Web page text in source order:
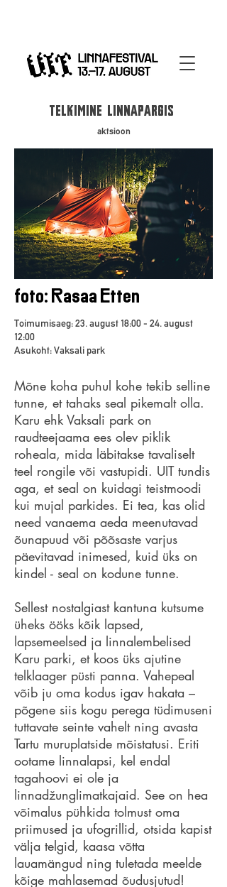
telkimine linnapargis
aktsioon
foto: Rasaa Etten
Toimumisaeg: 23. august 18:00 - 24. august
12:00
Asukoht: Vaksali park
Mõne koha puhul kohe tekib selline
tunne, et tahaks seal pikemalt olla.
Karu ehk Vaksali park on
raudteejaama ees olev piklik
roheala, mida läbitakse tavaliselt
teel rongile või vastupidi. UIT tundis
aga, et seal on kuidagi teistmoodi
kui mujal parkides. Ei tea, kas olid
need vanaema aeda meenutavad
õunapuud või põõsaste varjus
päevitavad inimesed, kuid üks on
kindel - seal on kodune tunne.
Sellest nostalgiast kantuna kutsume
üheks ööks kõik lapsed,
lapsemeelsed ja linnalembelised
Karu parki, et koos üks ajutine
telklaager püsti panna. Vahepeal
võib ju oma kodus igav hakata –
põgene siis kogu perega tüdimuseni
tuttavate seinte vahelt ning avasta
Tartu muruplatside mõistatusi. Eriti
ootame linnalapsi, kel endal
tagahoovi ei ole ja
linnadžunglimatkajaid. See on hea
võimalus pühkida tolmust oma
priimused ja ufogrillid, otsida kapist
välja telgid, kaasa võtta
lauamängud ning tuletada meelde
kõige mahlasemad õudusjutud!